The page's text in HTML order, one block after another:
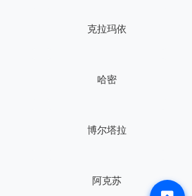
克拉玛依
哈密
博尔塔拉
阿克苏